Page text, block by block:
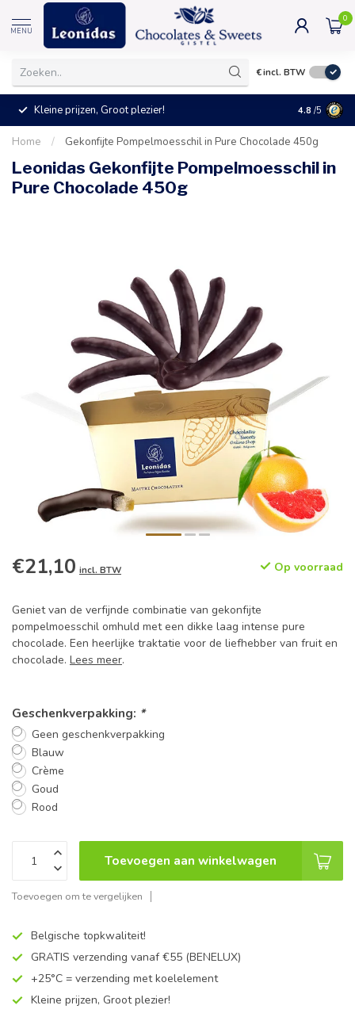
MENU
0
€incl. BTW
Kleine prijzen, Groot plezier! 4.8 /5
Home / Gekonfijte Pompelmoesschil in Pure Chocolade 450g
Leonidas Gekonfijte Pompelmoesschil in
Pure Chocolade 450g
€21,10 incl. BTW Op voorraad
Geniet van de verfijnde combinatie van gekonfijte
pompelmoesschil omhuld met een dikke laag intense pure
chocolade. Een heerlijke traktatie voor de liefhebber van fruit en
chocolade. Lees meer.
Geschenkverpakking: *
Geen geschenkverpakking
Blauw
Crème
Goud
Rood
Toevoegen aan winkelwagen
Toevoegen om te vergelijken
Belgische topkwaliteit!
GRATIS verzending vanaf €55 (BENELUX)
+25°C = verzending met koelelement
Kleine prijzen, Groot plezier!